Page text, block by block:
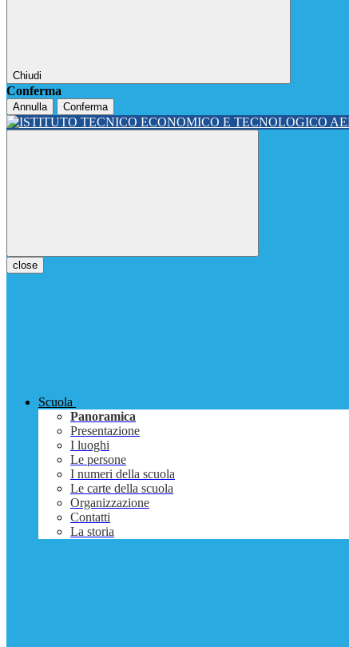
Chiudi
Conferma
Annulla Conferma
close
Scuola
Panoramica
Presentazione
I luoghi
Le persone
I numeri della scuola
Le carte della scuola
Organizzazione
Contatti
La storia